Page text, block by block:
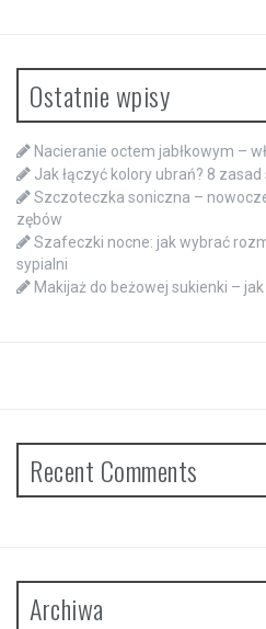
Ostatnie wpisy
Nacieranie octem jabłkowym –
Jak łączyć kolory ubrań? 8
Szczoteczka soniczna –
zębów
Szafeczki nocne: jak wybrać
sypialni
Makijaż do beżowej sukienki –
Recent Comments
Archiwa